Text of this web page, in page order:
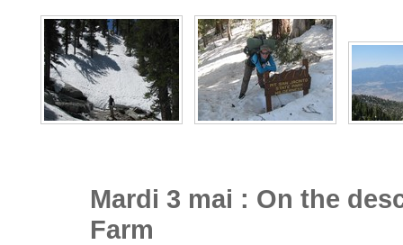
Mardi 3 mai : On the
Farm